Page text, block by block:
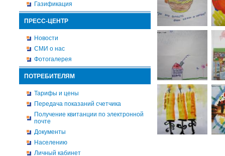
Газификация
ПРЕСС-ЦЕНТР
Новости
СМИ о нас
Фотогалерея
ПОТРЕБИТЕЛЯМ
Тарифы и цены
Передача показаний счетчика
Получение квитанции по электронной
почте
Документы
Населению
Личный кабинет